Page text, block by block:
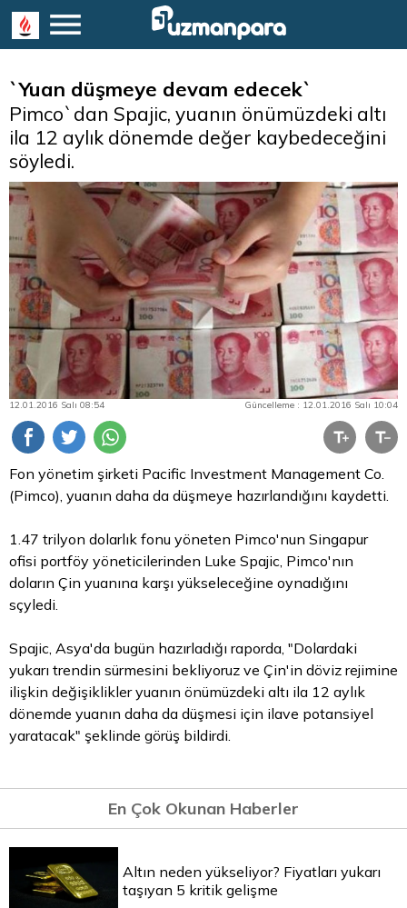
`Yuan düşmeye devam edecek`
Pimco`dan Spajic, yuanın önümüzdeki altı
ila 12 aylık dönemde değer kaybedeceğini
söyledi.
12.01.2016 Salı 08:54 Güncelleme : 12.01.2016 Salı 10:04
Fon yönetim şirketi Pacific Investment Management Co.
(Pimco), yuanın daha da düşmeye hazırlandığını kaydetti.
1.47 trilyon dolarlık fonu yöneten Pimco'nun Singapur
ofisi portföy yöneticilerinden Luke Spajic, Pimco'nın
doların Çin yuanına karşı yükseleceğine oynadığını
sçyledi.
Spajic, Asya'da bugün hazırladığı raporda, "Dolardaki
yukarı trendin sürmesini bekliyoruz ve Çin'in döviz rejimine
ilişkin değişiklikler yuanın önümüzdeki altı ila 12 aylık
dönemde yuanın daha da düşmesi için ilave potansiyel
yaratacak" şeklinde görüş bildirdi.
En Çok Okunan Haberler
Altın neden yükseliyor? Fiyatları yukarı
taşıyan 5 kritik gelişme